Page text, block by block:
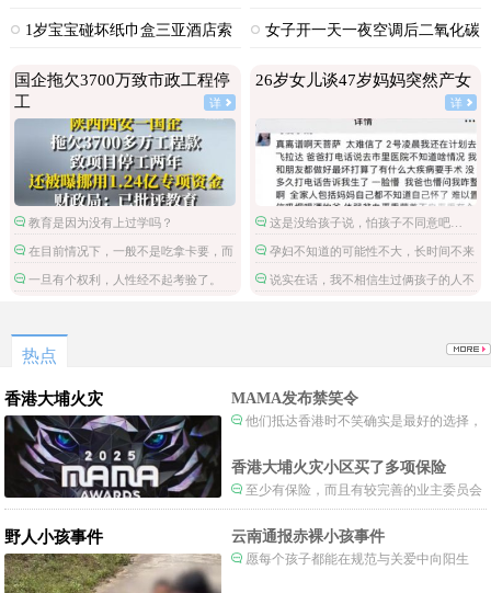
织作弊犯罪
1岁宝宝碰坏纸巾盒三亚酒店索
女子开一天一夜空调后二氧化碳
国企拖欠3700万致市政工程停
工
详
教育是因为没有上过学吗？
在目前情况下，一般不是吃拿卡要，而
是这笔钱被财政挪用了。
一旦有个权利，人性经不起考验了。
26岁女儿谈47岁妈妈突然产女
详
这是没给孩子说，怕孩子不同意吧…
孕妇不知道的可能性不大，长时间不来
月经不检查吗？
说实在话，我不相信生过俩孩子的人不
热点
香港大埔火灾 MAMA发布禁笑令
他们抵达香港时不笑确实是最好的选择，
一种保护吧。
香港大埔火灾小区买了多项保险
至少有保险，而且有较完善的业主委员会
制度。
野人小孩事件 云南通报赤裸小孩事件
愿每个孩子都能在规范与关爱中向阳生